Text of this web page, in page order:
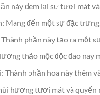
này đem lại sự tươi mát
Mang đến một sự đặc
Thành phần này tạo ra một
thảo mộc độc đáo này
Thành phần hoa này thêm
hương tươi mát và quyến